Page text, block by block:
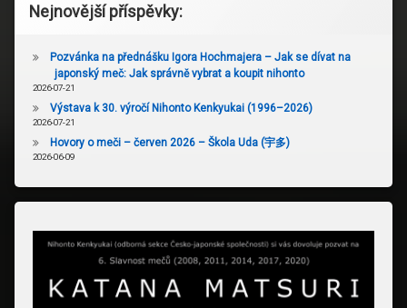
Nejnovější příspěvky:
Pozvánka na přednášku Igora Hochmajera – Jak se dívat na
japonský meč: Jak správně vybrat a koupit nihonto
2026-07-21
Výstava k 30. výročí Nihonto Kenkyukai (1996–2026)
2026-07-21
Hovory o meči – červen 2026 – Škola Uda (宇多)
2026-06-09